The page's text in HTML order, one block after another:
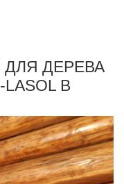
ДЕРЕВА
LASOL B